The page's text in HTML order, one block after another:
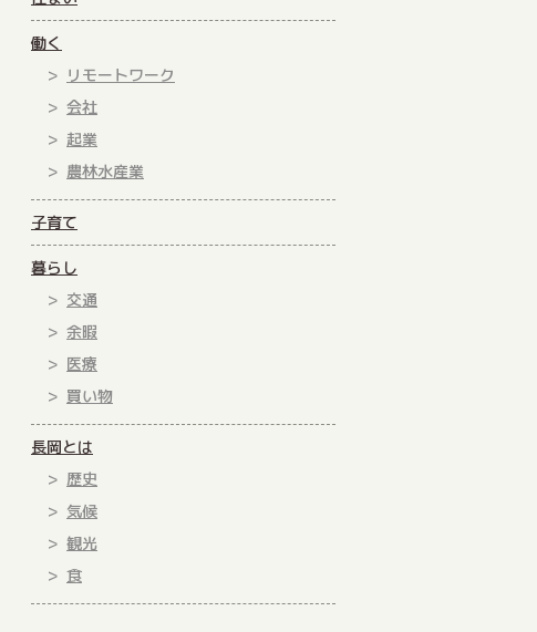
働く
リモートワーク
会社
起業
農林水産業
子育て
暮らし
交通
余暇
医療
買い物
長岡とは
歴史
気候
観光
食